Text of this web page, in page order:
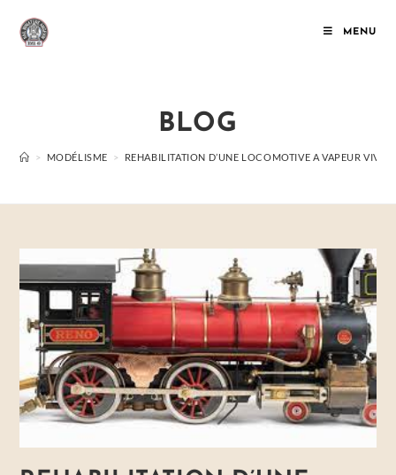
MENU
BLOG
> MODÉLISME > REHABILITATION D’UNE LOCOMOTIVE A VAPEUR VIVE